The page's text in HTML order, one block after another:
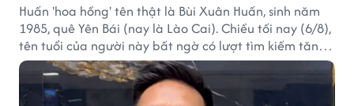
Huấn 'hoa hồng' tên thật là Bùi Xuân Huấn, sinh năm
1985, quê Yên Bái (nay là Lào Cai). Chiều tối nay (6/8),
tên tuổi của người này bất ngờ có lượt tìm kiếm tăng
vọt.